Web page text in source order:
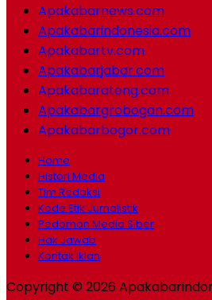
Apakabarnews.com
Apakabarindonesia.com
Apakabartv.com
Apakabarjabar.com
Apakabarateng.com
Apakabargrobogan.com
Apakabarbogor.com
Home
Histori Media
Tim Redaksi
Kode Etik Jurnalistik
Pedoman Media Siber
Hak Jawab
Kontak Iklan
Copyright © 2026